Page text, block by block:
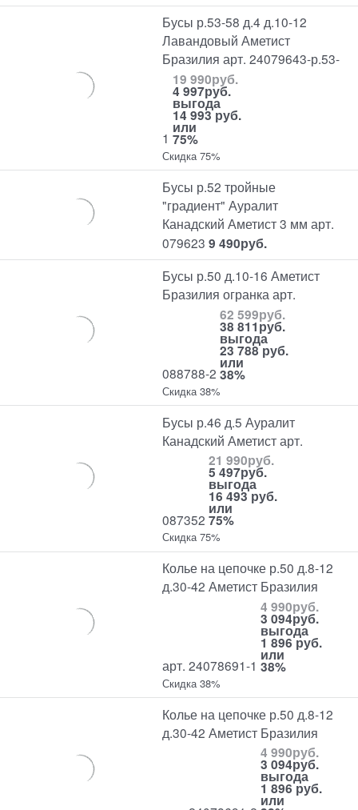
Бусы р.53-58 д.4 д.10-12
Лавандовый Аметист
Бразилия арт. 24079643-р.53-
1
19 990руб.
4 997руб.
выгода
14 993 руб.
или
75%
Скидка 75%
Бусы р.52 тройные
"градиент" Ауралит
Канадский Аметист 3 мм арт.
079623 9 490руб.
Бусы р.50 д.10-16 Аметист
Бразилия огранка арт.
088788-2
62 599руб.
38 811руб.
выгода
23 788 руб.
или
38%
Скидка 38%
Бусы р.46 д.5 Ауралит
Канадский Аметист арт.
087352
21 990руб.
5 497руб.
выгода
16 493 руб.
или
75%
Скидка 75%
Колье на цепочке р.50 д.8-12
д.30-42 Аметист Бразилия
арт. 24078691-1
4 990руб.
3 094руб.
выгода
1 896 руб.
или
38%
Скидка 38%
Колье на цепочке р.50 д.8-12
д.30-42 Аметист Бразилия
4 990руб.
3 094руб.
выгода
1 896 руб.
или